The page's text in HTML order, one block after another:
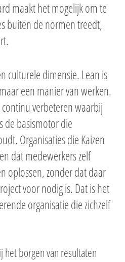
maakt het mogelijk om te
buiten de normen treedt,
culturele dimensie. Lean is
een manier van werken.
verbeteren waarbij
de basismotor die
Organisaties die Kaizen
dat medewerkers zelf
oplossen, zonder dat daar
voor nodig is. Dat is het
organisatie die zichzelf
het borgen van resultaten